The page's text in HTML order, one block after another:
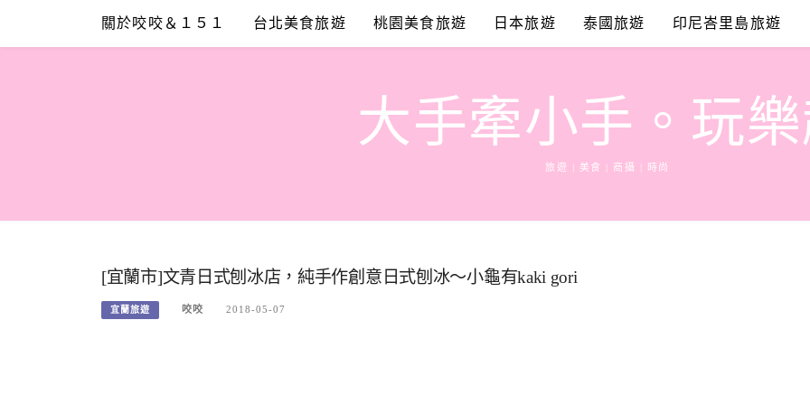
content
關於咬咬＆１５１ 台北美食旅遊 桃園美食旅遊 日本旅遊 泰國旅遊 印尼峇里島旅遊
大手牽小手。玩
旅遊 | 美食 | 商攝 | 時尚
[宜蘭市]文青日式刨冰店，純手作創意日式刨冰～小龜有kaki gori
宜蘭旅遊 咬咬 2018-05-07